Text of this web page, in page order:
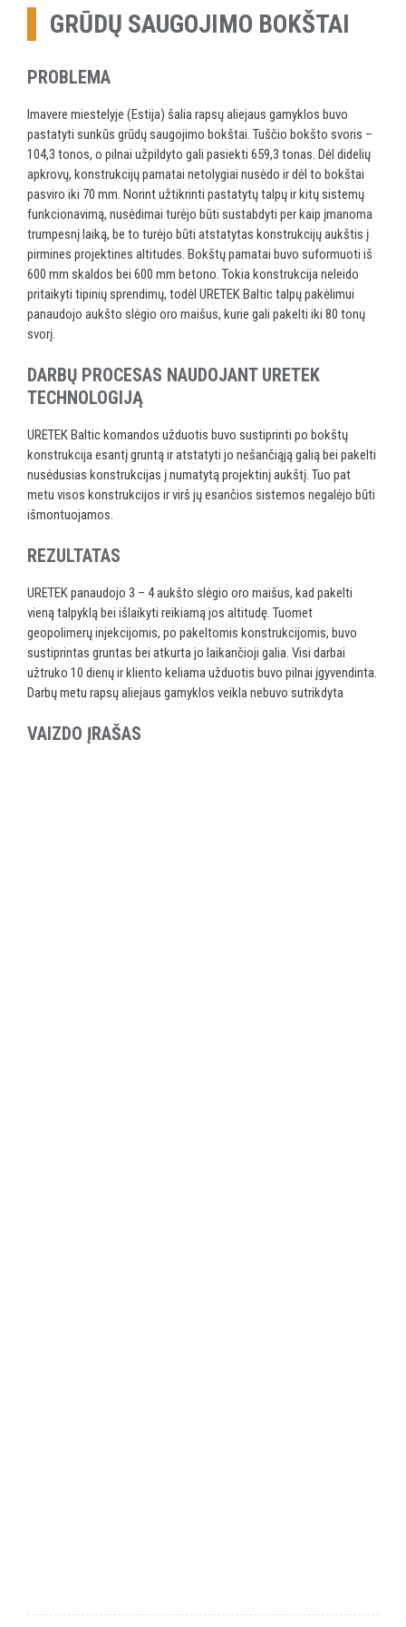
GRŪDŲ SAUGOJIMO BOKŠTAI
PROBLEMA
Imavere miestelyje (Estija) šalia rapsų aliejaus gamyklos buvo
pastatyti sunkūs grūdų saugojimo bokštai. Tuščio bokšto svoris –
104,3 tonos, o pilnai užpildyto gali pasiekti 659,3 tonas. Dėl didelių
apkrovų, konstrukcijų pamatai netolygiai nusėdo ir dėl to bokštai
pasviro iki 70 mm. Norint užtikrinti pastatytų talpų ir kitų sistemų
funkcionavimą, nusėdimai turėjo būti sustabdyti per kaip įmanoma
trumpesnį laiką, be to turėjo būti atstatytas konstrukcijų aukštis į
pirmines projektines altitudes. Bokštų pamatai buvo suformuoti iš
600 mm skaldos bei 600 mm betono. Tokia konstrukcija neleido
pritaikyti tipinių sprendimų, todėl URETEK Baltic talpų pakėlimui
panaudojo aukšto slėgio oro maišus, kurie gali pakelti iki 80 tonų
svorį.
DARBŲ PROCESAS NAUDOJANT URETEK
TECHNOLOGIJĄ
URETEK Baltic komandos užduotis buvo sustiprinti po bokštų
konstrukcija esantį gruntą ir atstatyti jo nešančiąją galią bei pakelti
nusėdusias konstrukcijas į numatytą projektinį aukštį. Tuo pat
metu visos konstrukcijos ir virš jų esančios sistemos negalėjo būti
išmontuojamos.
REZULTATAS
URETEK panaudojo 3 – 4 aukšto slėgio oro maišus, kad pakelti
vieną talpyklą bei išlaikyti reikiamą jos altitudę. Tuomet
geopolimerų injekcijomis, po pakeltomis konstrukcijomis, buvo
sustiprintas gruntas bei atkurta jo laikančioji galia. Visi darbai
užtruko 10 dienų ir kliento keliama užduotis buvo pilnai įgyvendinta.
Darbų metu rapsų aliejaus gamyklos veikla nebuvo sutrikdyta
VAIZDO ĮRAŠAS